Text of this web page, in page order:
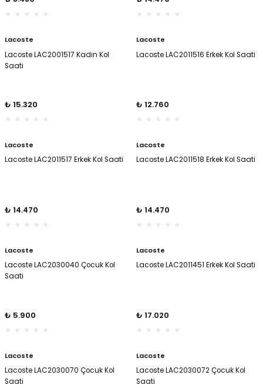
Lacoste
Lacoste LAC2001517 Kadın Kol
Saati
₺ 15.320
Lacoste
Lacoste LAC2011516 Erkek Kol Saati
₺ 12.760
Lacoste
Lacoste LAC2011517 Erkek Kol Saati
₺ 14.470
Lacoste
Lacoste LAC2011518 Erkek Kol Saati
₺ 14.470
Lacoste
Lacoste LAC2030040 Çocuk Kol
Saati
₺ 5.900
Lacoste
Lacoste LAC2011451 Erkek Kol Saati
₺ 17.020
Lacoste
Lacoste LAC2030070 Çocuk Kol
Saati
Lacoste
Lacoste LAC2030072 Çocuk Kol
Saati